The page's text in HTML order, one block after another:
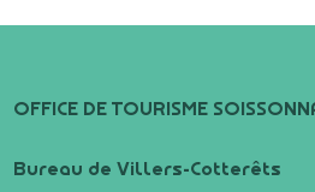
OFFICE DE TOURISME
Bureau de Villers-Cotterêts